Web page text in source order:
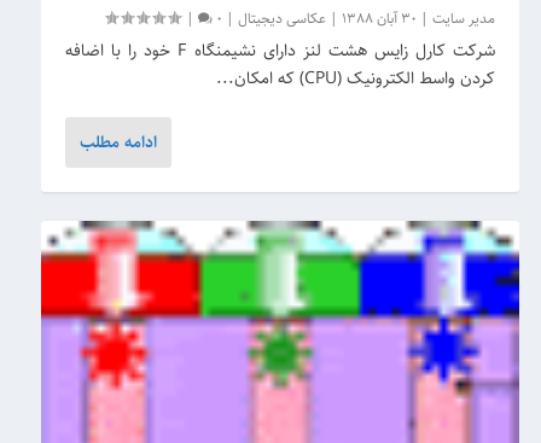
مدیر سایت | 30 آبان 1388 |عکاسی دیجیتال |
0
|
شرکت کارل زایس هشت لنز دارای نشیمنگاه F خود را با اضافه
کردن واسط الکترونیک (CPU) که امکان...
ادامه مطلب